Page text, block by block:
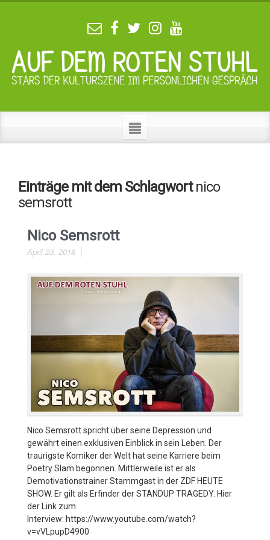
Einträge mit dem Schlagwortnico
semsrott
Nico Semsrott
April 23, 2018
Nico Semsrott spricht über seine Depression und
gewährt einen exklusiven Einblick in sein Leben. Der
traurigste Komiker der Welt hat seine Karriere beim
Poetry Slam begonnen. Mittlerweile ist er als
Demotivationstrainer Stammgast in der ZDF HEUTE
SHOW. Er gilt als Erfinder der STANDUP TRAGEDY. Hier
der Link zum
Interview: https://www.youtube.com/watch?
v=vVLpupD4900